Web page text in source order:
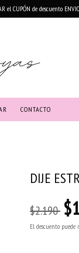
el CUPÓN de descuento
CONTACTO
DIJE
$2.190
El descuento